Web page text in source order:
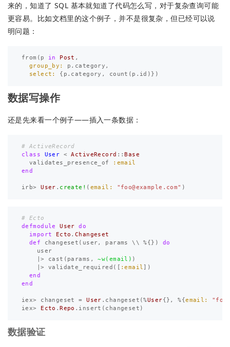
来的，知道了 SQL 基本就知道了代码怎么写，对于复杂查询可能
更容易。比如文档里的这个例子，并不是很复杂，但已经可以说
明问题：
from ( p in Post ,
group_by:
p . category ,
select:
{ p . category , count ( p . id )})
数据写操作
还是先来看一个例子——插入一条数据：
# ActiveRecord
class
User < ActiveRecord :: Base
validates_presence_of
:email
end
irb> User . create! ( email: " foo@example.com" )
# Ecto
defmodule
User
do
import
Ecto . Changeset
def
changeset ( user, params \\ %{})
do
user
|>
cast ( params , ~w(email) )
|>
validate_required ([ :email ])
end
end
iex> changeset = User . changeset (%User{}, %{email: "
iex> Ecto .Repo . insert ( changeset )
数据验证